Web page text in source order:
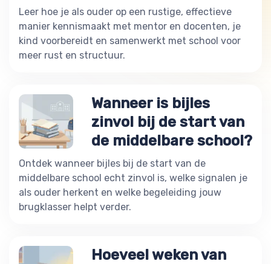
Leer hoe je als ouder op een rustige, effectieve
manier kennismaakt met mentor en docenten, je
kind voorbereidt en samenwerkt met school voor
meer rust en structuur.
Wanneer is bijles
zinvol bij de start van
de middelbare school?
Ontdek wanneer bijles bij de start van de
middelbare school echt zinvol is, welke signalen je
als ouder herkent en welke begeleiding jouw
brugklasser helpt verder.
Hoeveel weken van